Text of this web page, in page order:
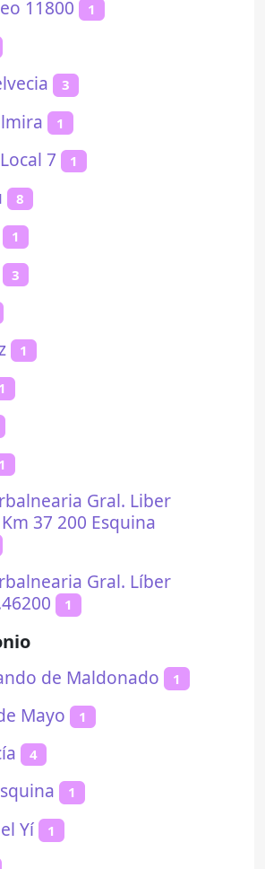
11800 1
3
1
7 1
8
1
3
1
1
1
Gral. Liber
37 200 Esquina
Gral. Líber
1
de Maldonado 1
Mayo 1
4
1
Yí 1